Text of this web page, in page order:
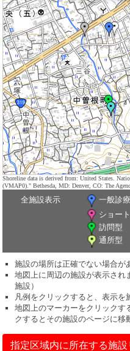
Shoreline data is derived from: United States.
(VMAP0)." Bethesda, MD: Denver, CO: The
全施設表示 一般診
ショー
訪問型
通所型
施設の場所は正確でない場合が
地図上に周辺の施設が表示され
施設）
凡例をクリックすると、表示を
地図上のマーカーをクリックす
クするとその施設のページに移
指定区域内に所在する施